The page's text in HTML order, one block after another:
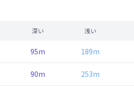
深い 浅い
95m 189m
90m 253m